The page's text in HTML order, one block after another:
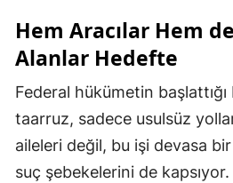
Hem Aracılar Hem
Alanlar Hedefte
Federal hükümetin
taarruz, sadece usulsüz
aileleri değil, bu işi devasa
suç şebekelerini de kapsıyor.